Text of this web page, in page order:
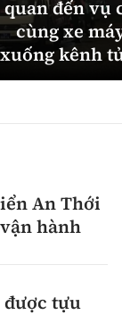
quan đến vụ
cùng xe
xuống kênh
An Thới
hành
tựu